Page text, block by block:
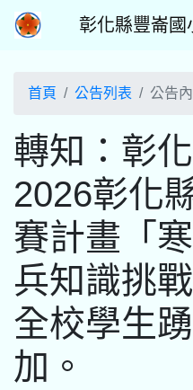
彰化縣豐崙國
首頁 公告列表 公告
轉知：彰
2026彰化
賽計畫「
兵知識挑
全校學生
加。